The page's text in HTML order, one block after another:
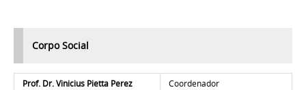
Corpo Social
Prof. Dr. Vinicius Pietta Perez
Coordenador